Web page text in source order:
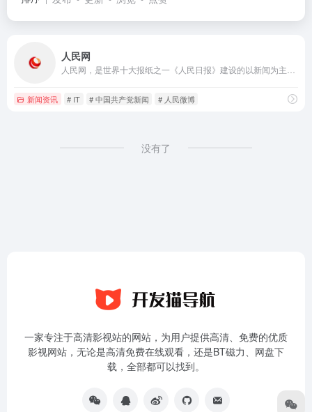
人民网
新闻资讯 # IT # 中国共产党新闻 # 人民微博
没有了
一家专注于高清影视站的网站，为用户提供高清、免费的优质
影视网站，无论是高清免费在线观看，还是BT磁力、网盘下
载，全部都可以找到。